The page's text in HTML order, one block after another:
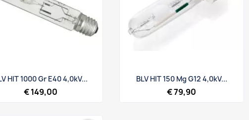
Snel bekijken
HIT 1000 Gr E40 4,0kV...
€ 149,00
Snel bekijken
BLV HIT 150 Mg G12 4,0kV...
€ 79,90